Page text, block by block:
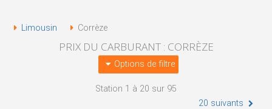
Limousin Corrèze
PRIX DU CARBURANT : CORRÈZE
Options de filtre
Station 1 à 20 sur 95
20 suivants